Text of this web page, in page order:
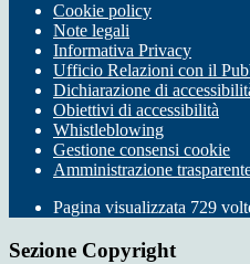
Cookie policy
Note legali
Informativa Privacy
Ufficio Relazioni con il
Dichiarazione di
Obiettivi di accessibilità
Whistleblowing
Gestione consensi cookie
Amministrazione
Pagina visualizzata 729
Sezione Copyright